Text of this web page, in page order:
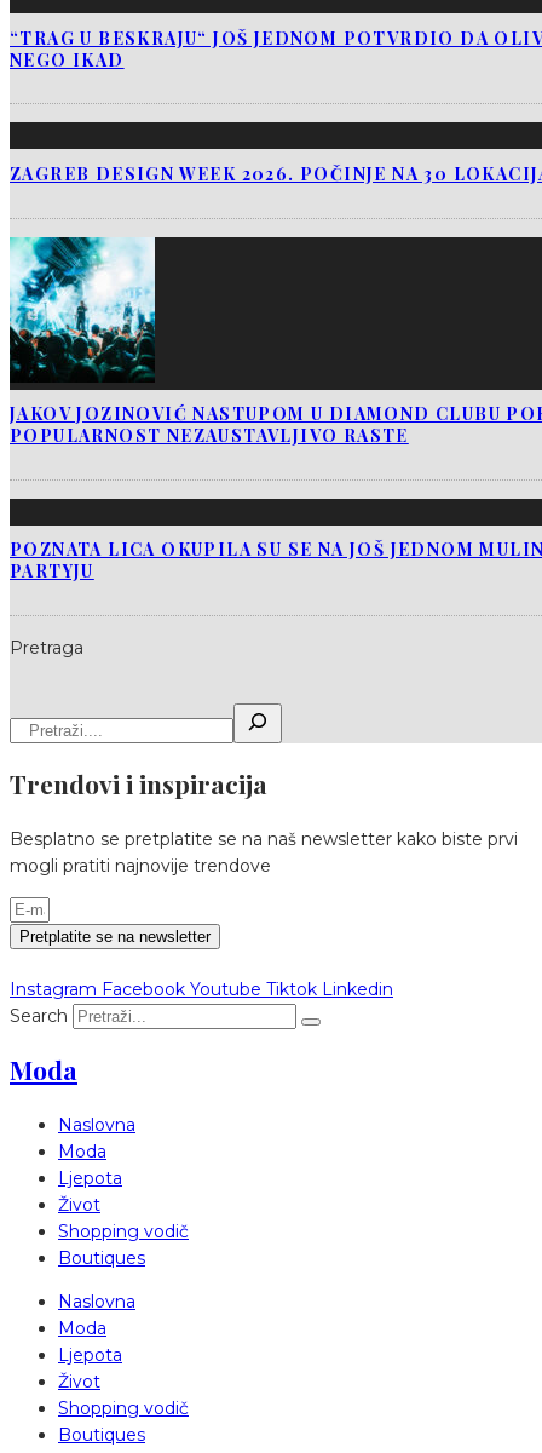
“TRAG U BESKRAJU“ JOŠ JEDNOM POTVRDIO DA
NEGO IKAD
ZAGREB DESIGN WEEK 2026. POČINJE NA 30
JAKOV JOZINOVIĆ NASTUPOM U DIAMOND CLUBU
POPULARNOST NEZAUSTAVLJIVO RASTE
POZNATA LICA OKUPILA SU SE NA JOŠ JEDNOM
PARTYJU
Pretraga
Trendovi i inspiracija
Besplatno se pretplatite se na naš newsletter kako biste prvi
mogli pratiti najnovije trendove
Pretplatite se na newsletter
Instagram Facebook Youtube Tiktok Linkedin
Search
Moda
Naslovna
Moda
Ljepota
Život
Shopping vodič
Boutiques
Naslovna
Moda
Ljepota
Život
Shopping vodič
Boutiques